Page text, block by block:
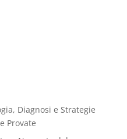
Diagnosi e Strategie
Provate